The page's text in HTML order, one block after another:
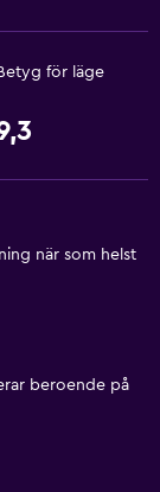
för läge
när som helst
beroende på